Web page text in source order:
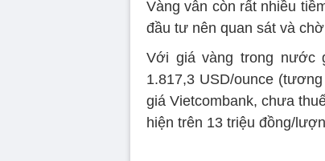
Vàng vẫn còn rất nhiều
đầu tư nên quan sát và
Với giá vàng trong nước
1.817,3 USD/ounce
giá Vietcombank, chưa
hiện trên 13 triệu đồng/